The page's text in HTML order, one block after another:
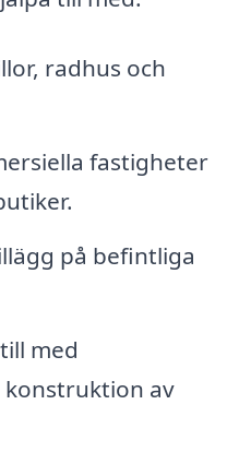
radhus och
fastigheter
på befintliga
med
av